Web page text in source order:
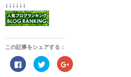
↓↓↓↓↓↓
この記事をシェアする：
F
a
ク
リ
ク
リ